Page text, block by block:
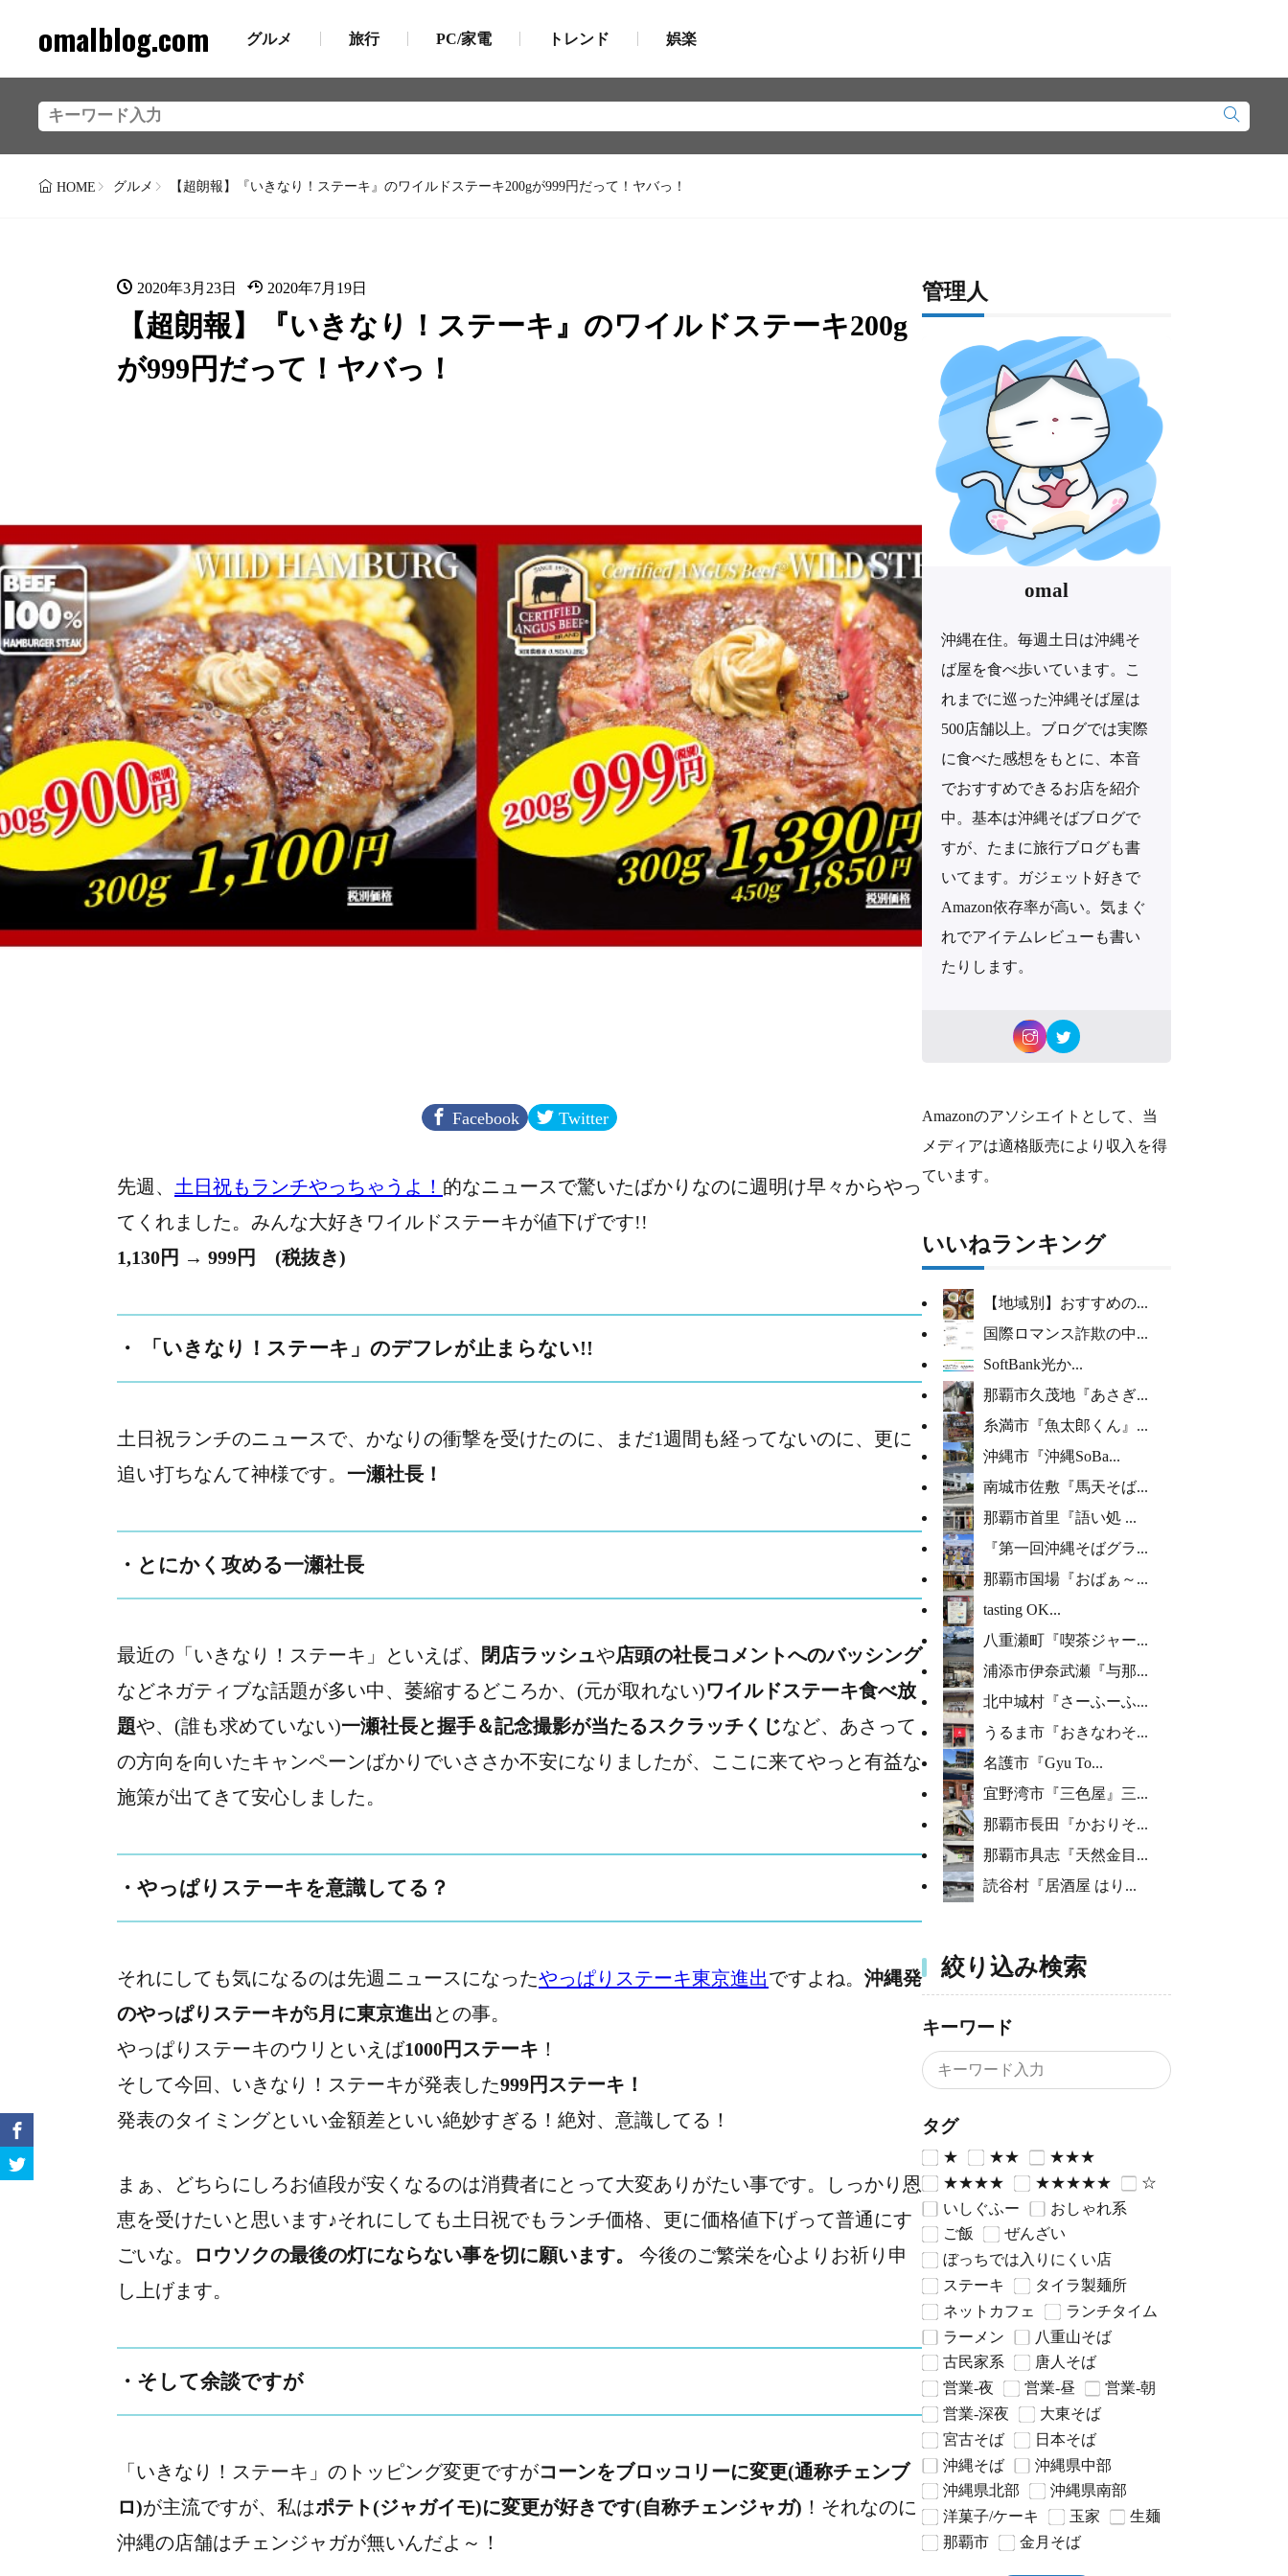
omalblog.com グルメ 旅行 PC/家電 トレンド 娯楽
HOME グルメ 【超朗報】『いきなり！ステーキ』のワイルドステーキ200gが999円だって！ヤバっ！
2020年3月23日 2020年7月19日
【超朗報】『いきなり！ステーキ』のワイルドステーキ200g
が999円だって！ヤバっ！
Facebook Twitter
先週、 土日祝もランチやっちゃうよ！ 的なニュースで驚いたばかりなのに週明け早々からやっ
てくれました。みんな大好きワイルドステーキが値下げです!!
1,130円 → 999円 (税抜き)
・ 「いきなり！ステーキ」のデフレが止まらない!!
土日祝ランチのニュースで、かなりの衝撃を受けたのに、まだ1週間も経ってないのに、更に
追い打ちなんて神様です。 一瀬社長！
・とにかく攻める一瀬社長
最近の「いきなり！ステーキ」といえば、 閉店ラッシュや店頭の社長コメントへのバッシング
などネガティブな話題が多い中、萎縮するどころか、(元が取れない)ワイルドステーキ食べ放
題や、(誰も求めていない)一瀬社長と握手＆記念撮影が当たるスクラッチくじなど、あさって
の方向を向いたキャンペーンばかりでいささか不安になりましたが、ここに来てやっと有益な
施策が出てきて安心しました。
・やっぱりステーキを意識してる？
それにしても気になるのは先週ニュースになったやっぱりステーキ東京進出ですよね。 沖縄発
のやっぱりステーキが5月に東京進出 との事。
やっぱりステーキのウリといえば1000円ステーキ ！
そして今回、いきなり！ステーキが発表した999円ステーキ！
発表のタイミングといい金額差といい絶妙すぎる！絶対、意識してる！
まぁ、どちらにしろお値段が安くなるのは消費者にとって大変ありがたい事です。しっかり恩
恵を受けたいと思います♪それにしても土日祝でもランチ価格、更に価格値下げって普通にす
ごいな。
ロウソクの最後の灯にならない事を切に願います。
今後のご繁栄を心よりお祈り申
し上げます。
・そして余談ですが
「いきなり！ステーキ」のトッピング変更ですがコーンをブロッコリーに変更(通称チェンブ
ロ)が主流ですが、私はポテト(ジャガイモ)に変更が好きです(自称チェンジャガ) ！それなのに
沖縄の店舗はチェンジャガが無いんだよ～！
管理人
omal
沖縄在住。毎週土日は沖縄そ
ば屋を食べ歩いています。こ
れまでに巡った沖縄そば屋は
500店舗以上。ブログでは実際
に食べた感想をもとに、本音
でおすすめできるお店を紹介
中。基本は沖縄そばブログで
すが、たまに旅行ブログも書
いてます。ガジェット好きで
Amazon依存率が高い。気まぐ
れでアイテムレビューも書い
たりします。
Amazonのアソシエイトとして、当
メディアは適格販売により収入を得
ています。
いいねランキング
【地域別】おすすめの...
国際ロマンス詐欺の中...
SoftBank光か...
那覇市久茂地『あさぎ...
糸満市『魚太郎くん』...
沖縄市『沖縄SoBa...
南城市佐敷『馬天そば...
那覇市首里『語い処 ...
『第一回沖縄そばグラ...
那覇市国場『おばぁ～...
tasting OK...
八重瀬町『喫茶ジャー...
浦添市伊奈武瀬『与那...
北中城村『さーふーふ...
うるま市『おきなわそ...
名護市『Gyu To...
宜野湾市『三色屋』三...
那覇市長田『かおりそ...
那覇市具志『天然金目...
読谷村『居酒屋 はり...
絞り込み検索
キーワード
タグ
★ ★★
★★★
★★★★
★★★★★
☆
いしぐふー
おしゃれ系
ご飯
ぜんざい
ぼっちでは入りにくい店
ステーキ
タイラ製麺所
ネットカフェ
ランチタイム
ラーメン
八重山そば
古民家系
唐人そば
営業-夜
営業-昼
営業-朝
営業-深夜
大東そば
宮古そば
日本そば
沖縄そば
沖縄県中部
沖縄県北部
沖縄県南部
洋菓子/ケーキ
玉家
生麺
那覇市
金月そば